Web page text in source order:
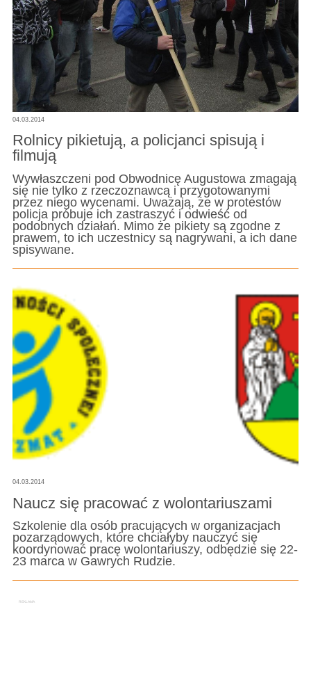
04.03.2014
Rolnicy pikietują, a policjanci spisują i
filmują
Wywłaszczeni pod Obwodnicę Augustowa zmagają
się nie tylko z rzeczoznawcą i przygotowanymi
przez niego wycenami. Uważają, że w protestów
policja próbuje ich zastraszyć i odwieść od
podobnych działań. Mimo że pikiety są zgodne z
prawem, to ich uczestnicy są nagrywani, a ich dane
spisywane.
04.03.2014
Naucz się pracować z wolontariuszami
Szkolenie dla osób pracujących w organizacjach
pozarządowych, które chciałyby nauczyć się
koordynować pracę wolontariuszy, odbędzie się 22-
23 marca w Gawrych Rudzie.